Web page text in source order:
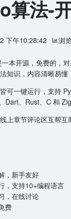
算法-
下午10:28:42 浏
本开源，免费的，
知识，内容清晰易懂
可一键运行，支持
Dart、Rust、C 和 Zig
上章节评论区互帮互
，新手友好
，支持10+编程语言
，在线讨论
费